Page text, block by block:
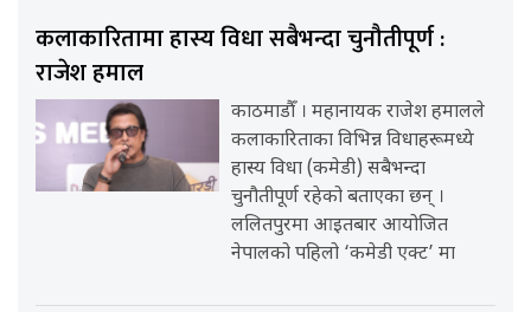
कलाकारितामा हास्य विधा सबैभन्दा चुनौतीपूर्ण :
राजेश हमाल
काठमाडौँ । महानायक राजेश हमालले
कलाकारिताका विभिन्न विधाहरूमध्ये
हास्य विधा (कमेडी) सबैभन्दा
चुनौतीपूर्ण रहेको बताएका छन् ।
ललितपुरमा आइतबार आयोजित
नेपालको पहिलो ‘कमेडी एक्ट’ मा